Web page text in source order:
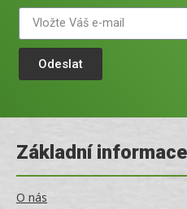
Odeslat
Základní informace
O nás